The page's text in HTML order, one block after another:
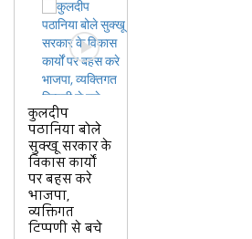
कुलदीप
पठानिया बोले
सुक्खू सरकार के
विकास कार्यों
पर बहस करे
भाजपा,
व्यक्तिगत
टिप्पणी से बचे